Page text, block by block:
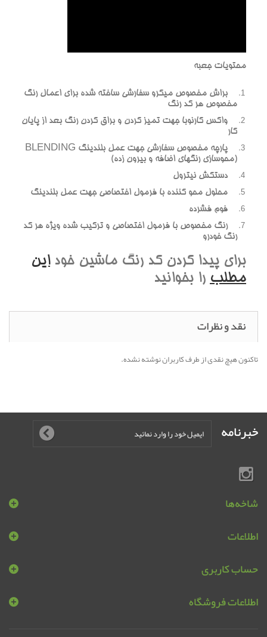
محتويات جعبه
براش مخصوص ميکرو سفارشي ساخته شده براي اعمال رنگ
مخصوص هر کد رنگ
واکس کارنوبا جهت تميز کردن و براق کردن رنگ بعد از پايان
کار
پارچه مخصوص سفارشي جهت عمل بلندينگ BLENDING
(محوسازي رنگهاي اضافه و بيرون زده)
دستکش نيترول
محلول محو کننده با فرمول اختصاصي جهت عمل بلندينگ
فوم فشرده
رنگ مخصوص با فرمول اختصاصي و ترکيب شده ويژه هر کد
رنگ خودرو
براي پيدا کردن کد رنگ ماشين خوداين
مطلب را بخوانيد
نقد و نظرات
تاکنون هیچ نقدی از طرف کاربران نوشته نشده.
خبرنامه
شاخه‌ها
اطلاعات
حساب کاربری
اطلاعات فروشگاه